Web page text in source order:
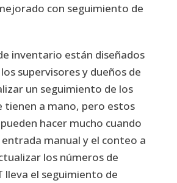
con seguimiento de
inventario están diseñados
supervisores y dueños de
un seguimiento de los
tienen a mano, pero estos
hacer mucho cuando
entrada manual y el conteo a
los números de
lleva el seguimiento de